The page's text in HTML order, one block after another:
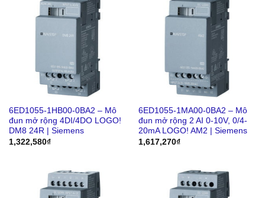
6ED1055-1HB00-0BA2 – Mô
đun mở rộng 4DI/4DO LOGO!
DM8 24R | Siemens
1,322,580₫
6ED1055-1MA00-0BA2 – Mô
đun mở rộng 2 AI 0-10V, 0/4-
20mA LOGO! AM2 | Siemens
1,617,270₫